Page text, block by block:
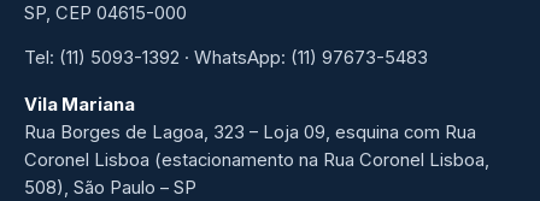
SP, CEP 04615-000
Tel: (11) 5093-1392 · WhatsApp: (11) 97673-5483
Vila Mariana
Rua Borges de Lagoa, 323 – Loja 09, esquina com Rua
Coronel Lisboa (estacionamento na Rua Coronel Lisboa,
508), São Paulo – SP